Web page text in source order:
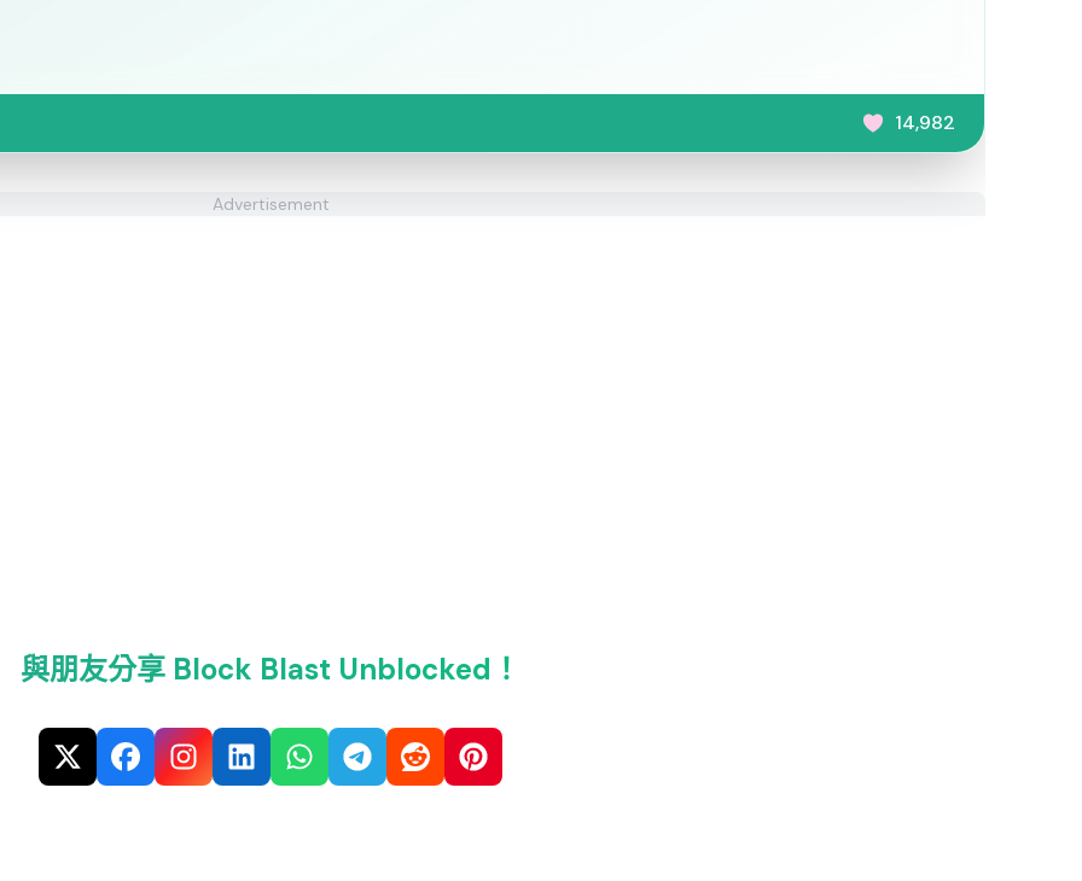
14,982
Advertisement
與朋友分享 Block Blast Unblocked！